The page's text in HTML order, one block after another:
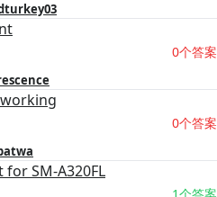
0个答案
0个答案
SM-A320FL